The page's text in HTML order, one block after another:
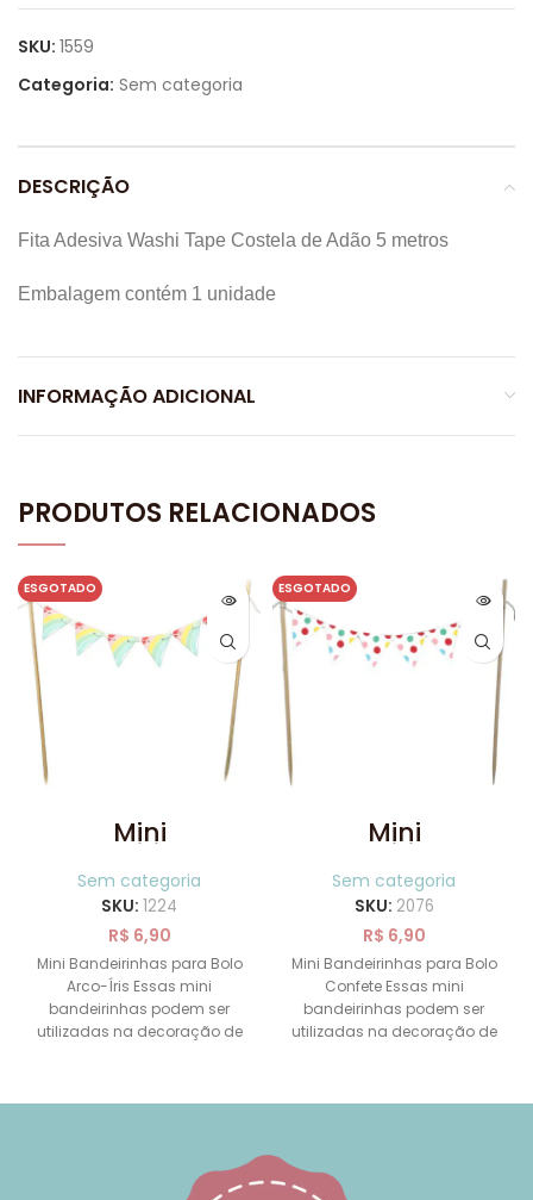
SKU: 1559
Categoria: Sem categoria
DESCRIÇÃO
Fita Adesiva Washi Tape Costela de Adão 5 metros
Embalagem contém 1 unidade
INFORMAÇÃO ADICIONAL
PRODUTOS RELACIONADOS
ESGOTADO
Mini
Bandeirinhas
para Bolo Arco-
Íris
Sem categoria
SKU: 1224
R$ 6,90
Mini Bandeirinhas para Bolo
Arco-Íris Essas mini
bandeirinhas podem ser
utilizadas na decoração de
ESGOTADO
Mini
Bandeirinhas
para Bolo
Confete
Sem categoria
SKU: 2076
R$ 6,90
Mini Bandeirinhas para Bolo
Confete Essas mini
bandeirinhas podem ser
utilizadas na decoração de